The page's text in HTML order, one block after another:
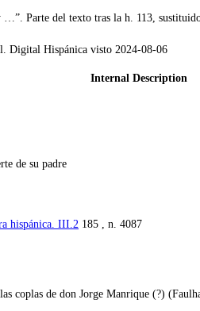
Parte del texto tras la h. 113,
Digital Hispánica visto 2024-08-06
Internal Description
de su padre
hispánica. III.2 185 , n. 4087
coplas de don Jorge Manrique (?)